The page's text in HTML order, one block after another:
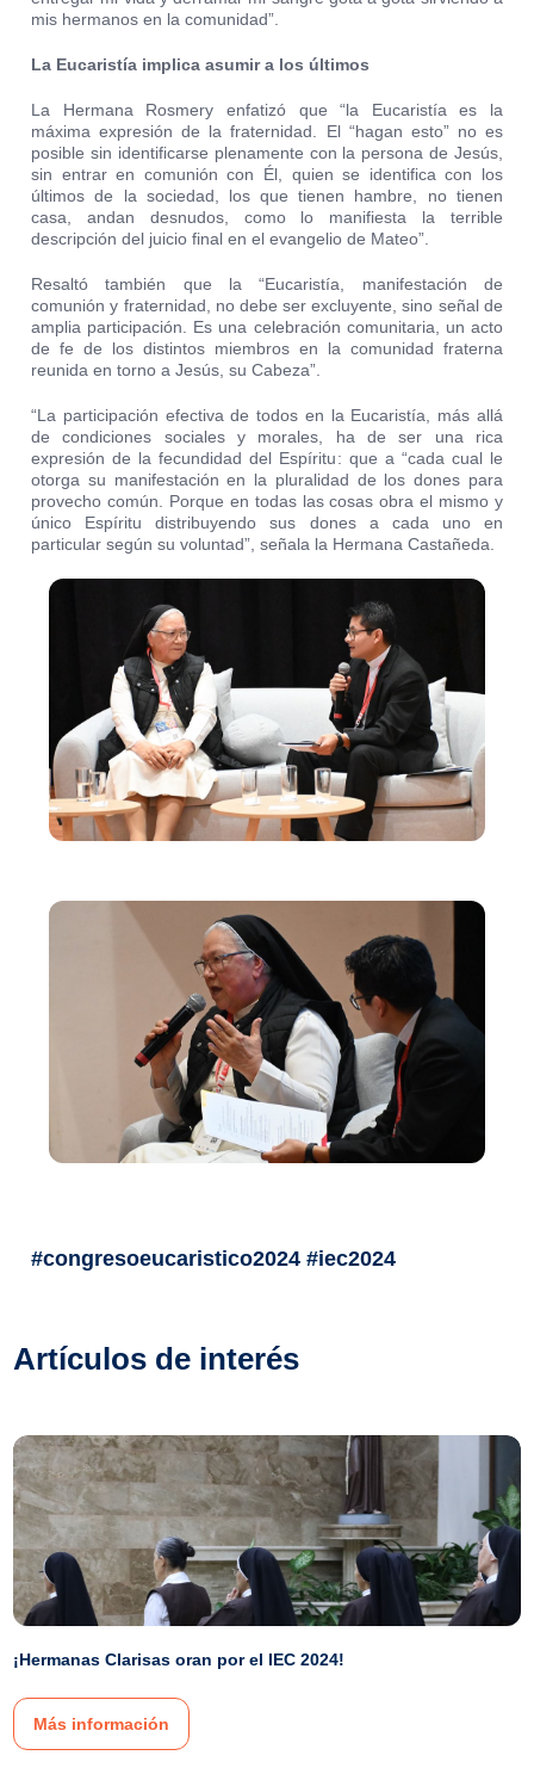
mis hermanos en la comunidad”.
La Eucaristía implica asumir a los últimos
La Hermana Rosmery enfatizó que “la Eucaristía es la
máxima expresión de la fraternidad. El “hagan esto” no es
posible sin identificarse plenamente con la persona de Jesús,
sin entrar en comunión con Él, quien se identifica con los
últimos de la sociedad, los que tienen hambre, no tienen
casa, andan desnudos, como lo manifiesta la terrible
descripción del juicio final en el evangelio de Mateo”.
Resaltó también que la “Eucaristía, manifestación de
comunión y fraternidad, no debe ser excluyente, sino señal de
amplia participación. Es una celebración comunitaria, un acto
de fe de los distintos miembros en la comunidad fraterna
reunida en torno a Jesús, su Cabeza”.
“La participación efectiva de todos en la Eucaristía, más allá
de condiciones sociales y morales, ha de ser una rica
expresión de la fecundidad del Espíritu: que a “cada cual le
otorga su manifestación en la pluralidad de los dones para
provecho común. Porque en todas las cosas obra el mismo y
único Espíritu distribuyendo sus dones a cada uno en
particular según su voluntad”, señala la Hermana Castañeda.
#congresoeucaristico2024 #iec2024
Artículos de interés
¡Hermanas Clarisas oran por el IEC 2024!
Más información